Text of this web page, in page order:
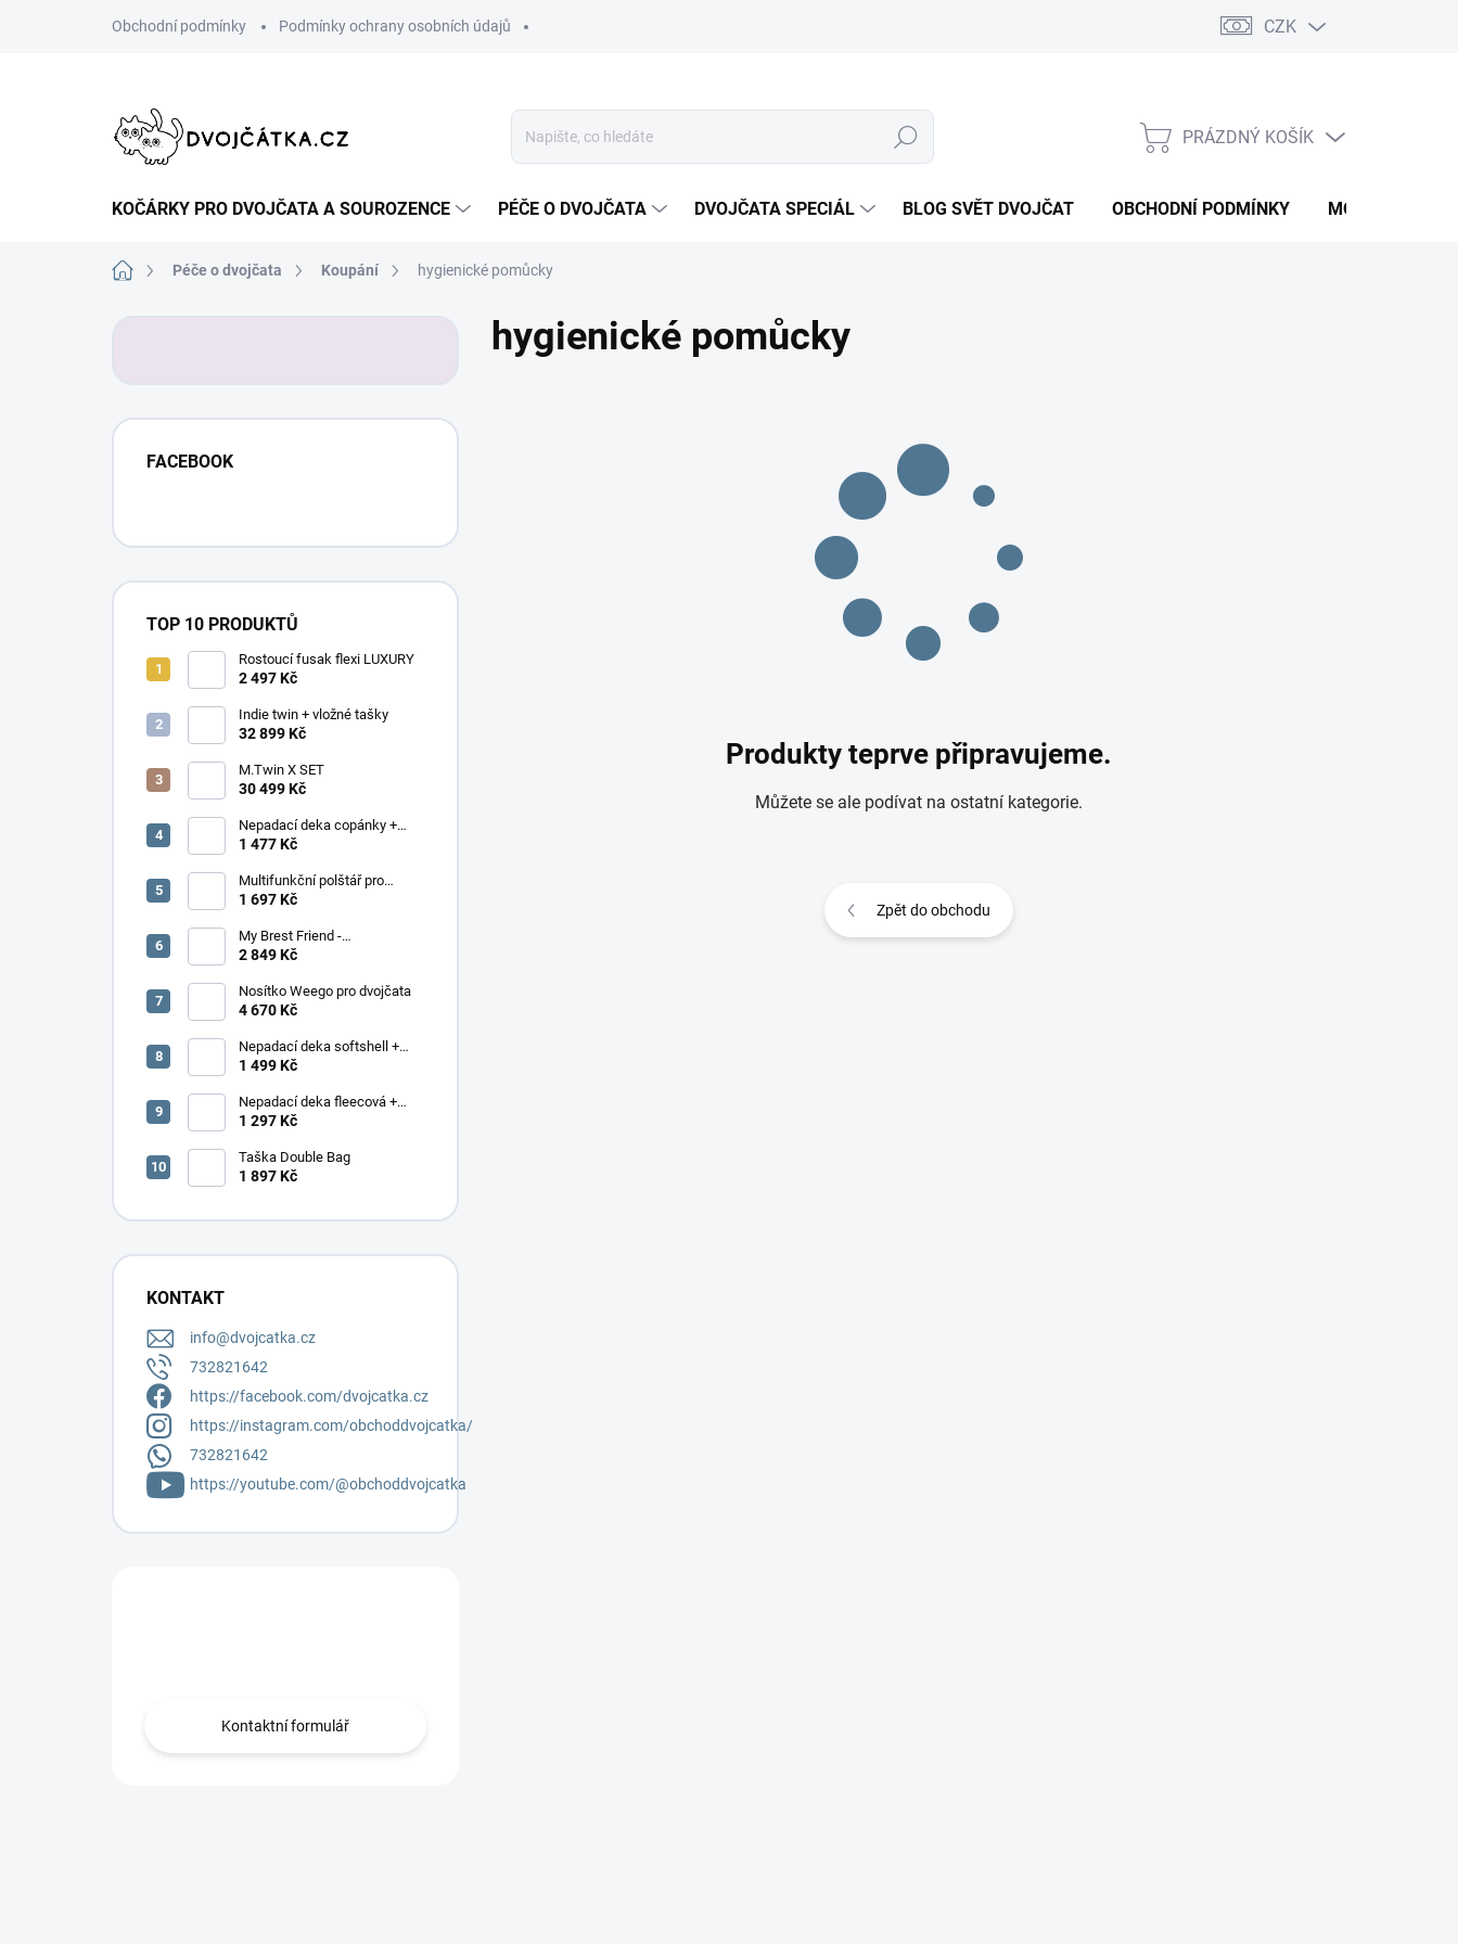
Obchodní podmínky Podmínky ochrany osobních údajů CZK
Hledat
NÁKUPNÍ
PRÁZDNÝ KOŠÍK
KOČÁRKY PRO DVOJČATA A SOUROZENCE PÉČE O DVOJČATA DVOJČATA SPECIÁL BLOG SVĚT DVOJČAT OBCHODNÍ PODMÍNKY MOJE
Domů Péče o dvojčata Koupání hygienické pomůcky
r
p
n
FACEBOOK
TOP 10 PRODUKTŮ
Rostoucí fusak flexi LUXURY
2 497 Kč
Indie twin + vložné tašky
32 899 Kč
M.Twin X SET
30 499 Kč
Nepadací deka copánky +
podložka
1 477 Kč
Multifunkční polštář pro
dvojčata Elefant
1 697 Kč
My Brest Friend -
MOMENTÁLNĚ NEDOSTUPNÉ
2 849 Kč
Nosítko Weego pro dvojčata
4 670 Kč
Nepadací deka softshell +
podložka
1 499 Kč
Nepadací deka fleecová +
podložka
1 297 Kč
Taška Double Bag
1 897 Kč
KONTAKT
info@dvojcatka.cz
732821642
https://facebook.com/dvojcatka.cz
https://instagram.com/obchoddvojcatka/
732821642
https://youtube.com/@obchoddvojcatka
Kontaktní formulář
hygienické pomůcky
Produkty teprve připravujeme.
Můžete se ale podívat na ostatní kategorie.
Zpět do obchodu